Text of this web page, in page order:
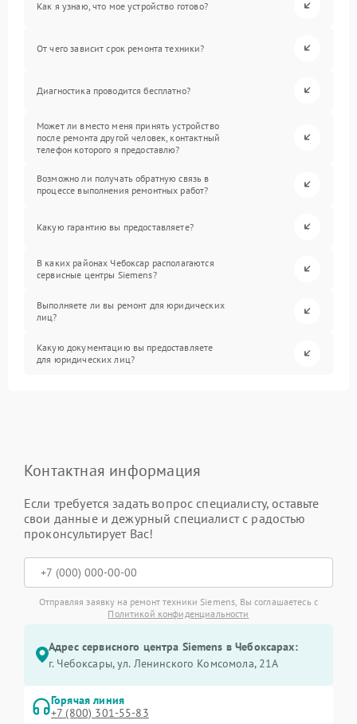
Как я узнаю, что мое устройство готово?
От чего зависит срок ремонта техники?
Диагностика проводится бесплатно?
Может ли вместо меня принять устройство
после ремонта другой человек, контактный
телефон которого я предоставлю?
Возможно ли получать обратную связь в
процессе выполнения ремонтных работ?
Какую гарантию вы предоставляете?
В каких районах Чебоксар располагаются
сервисные центры Siemens?
Выполняете ли вы ремонт для юридических
лиц?
Какую документацию вы предоставляете
для юридических лиц?
Контактная информация
Если требуется задать вопрос специалисту, оставьте
свои данные и дежурный специалист с радостью
проконсультирует Вас!
Отправляя заявку на ремонт техники Siemens, Вы соглашаетесь с
Политикой конфиденциальности
Адрес сервисного центра Siemens в Чебоксарах:
г. Чебоксары, ул. Ленинского Комсомола, 21А
Горячая линия
+7 (800) 301-55-83